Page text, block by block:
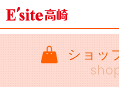
フロアガイド
ショップ一覧
ショッ